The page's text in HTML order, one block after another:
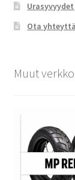
Ota yhteyttä
Muut